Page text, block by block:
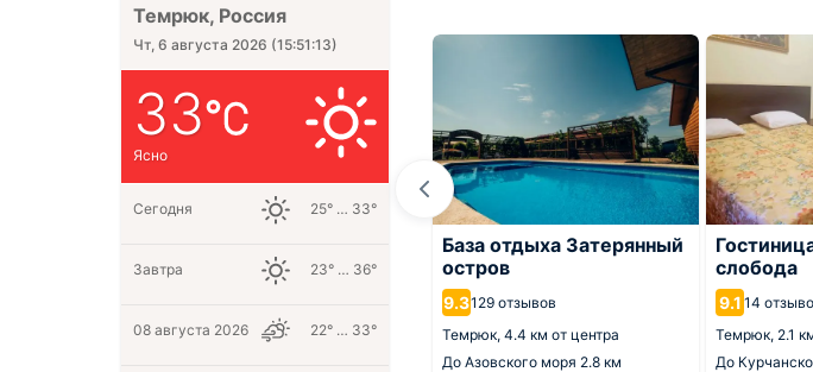
Отель Золотое Кольцо
Темрюк,2.3 км от центра
База отдыха Затерянный
остров
9.3129 отзывов
Темрюк, 4.4 км от центра
До Азовского моря 2.8 км
слобода
9.1 14
Темрюк, 2.1
До
Темрюк, Россия
Чт, 6 августа 2026 (15:51:14)
33
Ясно
Сегодня 25° … 33°
Завтра 23° … 36°
08 августа 2026 22° … 33°